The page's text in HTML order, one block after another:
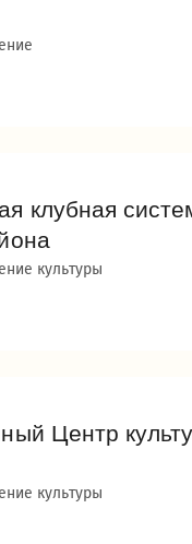
клубная
культуры
Центр
культуры